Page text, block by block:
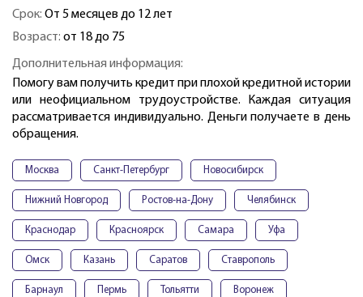
Срок: От 5 месяцев до 12 лет
Возраст: от 18 до 75
Дополнительная информация:
Помогу вам получить кредит при плохой кредитной истории
или неофициальном трудоустройстве. Каждая ситуация
рассматривается индивидуально. Деньги получаете в день
обращения.
Москва Санкт-Петербург Новосибирск
Нижний Новгород Ростов-на-Дону Челябинск
Краснодар Красноярск Самара Уфа
Омск Казань Саратов Ставрополь
Барнаул Пермь Тольятти Воронеж